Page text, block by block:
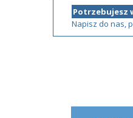
Potrzebujesz
Napisz do nas,